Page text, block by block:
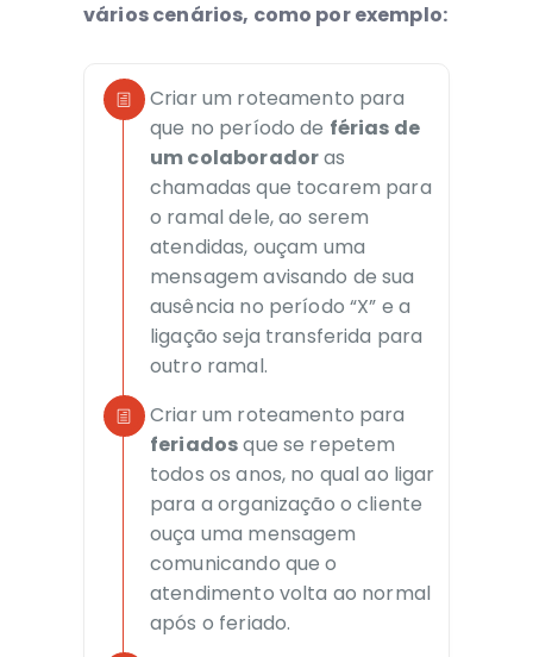
vários cenários, como por exemplo:
Criar um roteamento para
que no período de férias de
um colaboradoras
chamadas que tocarem para
o ramal dele, ao serem
atendidas, ouçam uma
mensagem avisando de sua
ausência no período “X” e a
ligação seja transferida para
outro ramal.
Criar um roteamento para
feriadosque se repetem
todos os anos, no qual ao ligar
para a organização o cliente
ouça uma mensagem
comunicando que o
atendimento volta ao normal
após o feriado.